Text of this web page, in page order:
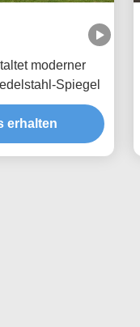
moderner
Spiegel
erhalten